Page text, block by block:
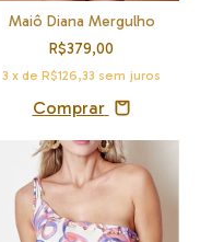
Maiô Diana Mergulho
R$379,00
3 x de R$126,33 sem juros
Comprar